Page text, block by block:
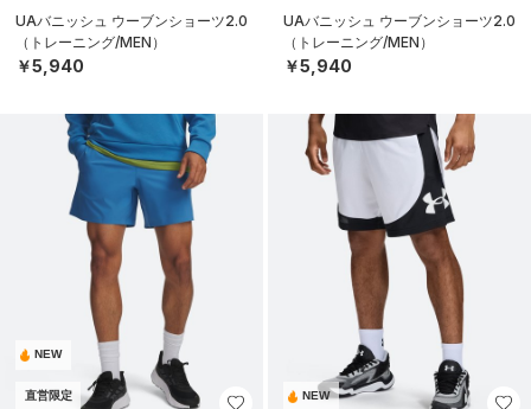
UAバニッシュ ウーブンショーツ2.0
（トレーニング/MEN）
￥5,940
UAバニッシュ ウーブンショーツ2.0
（トレーニング/MEN）
￥5,940
NEW
直営限定 NEW